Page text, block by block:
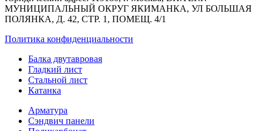
МУНИЦИПАЛЬНЫЙ ОКРУГ ЯКИМАНКА, УЛ БОЛЬШАЯ
ПОЛЯНКА, Д. 42, СТР. 1, ПОМЕЩ. 4/1
Политика конфиденциальности
Балка двутавровая
Гладкий лист
Стальной лист
Катанка
Арматура
Сэндвич панели